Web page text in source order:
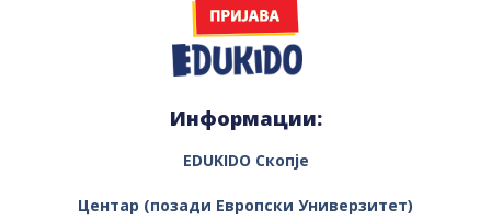
Информации:
EDUKIDO Скопје
Центар (позади Европски Универзитет)